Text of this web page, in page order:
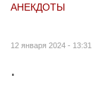
АНЕКДОТЫ
12 января 2024 - 13:31
.